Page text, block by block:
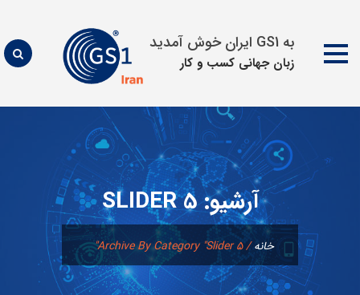
به GS1 ایران خوش آمدید
زبان جهانی كسب و كار
محتوا
آرشیو:SLIDER 5
خانه/
Archive By Category "slider 5"